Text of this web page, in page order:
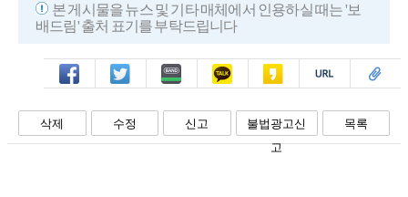
본 게시물을 뉴스 및 기타 매체에서 인용하실 때는 '보
배드림' 출처 표기를 부탁드립니다
페북 트윗 밴드 카톡 카스 복사 스크랩
삭제 수정 신고
불법광고신
고
목록